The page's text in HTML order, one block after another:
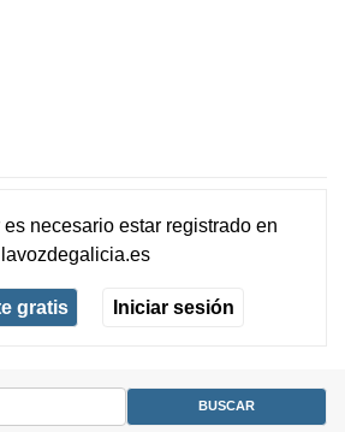
es necesario estar registradoen
lavozdegalicia.es
gratis Iniciar sesión